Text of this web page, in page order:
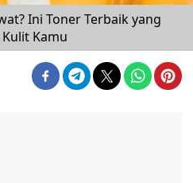
Ini Toner Terbaik yang
Kulit Kamu